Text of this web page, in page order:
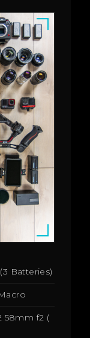
Batteries)
58mm f2 (